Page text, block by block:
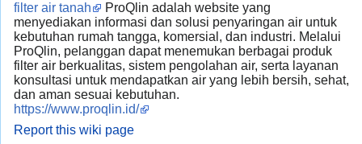
filter air tanah
ProQlin adalah website yang
menyediakan informasi dan solusi penyaringan air untuk
kebutuhan rumah tangga, komersial, dan industri. Melalui
ProQlin, pelanggan dapat menemukan berbagai produk
filter air berkualitas, sistem pengolahan air, serta layanan
konsultasi untuk mendapatkan air yang lebih bersih, sehat,
dan aman sesuai kebutuhan.
https://www.proqlin.id/
Report this wiki page